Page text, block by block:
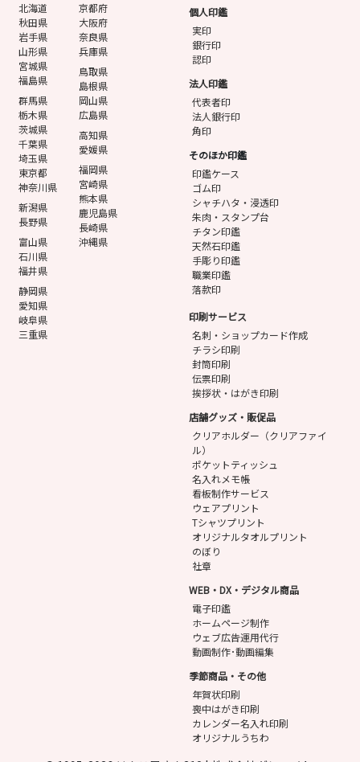
北海道
秋田県
岩手県
山形県
宮城県
福島県
群馬県
栃木県
茨城県
千葉県
埼玉県
東京都
神奈川県
新潟県
長野県
富山県
石川県
福井県
静岡県
愛知県
岐阜県
三重県
京都府
大阪府
奈良県
兵庫県
鳥取県
島根県
岡山県
広島県
高知県
愛媛県
福岡県
宮崎県
熊本県
鹿児島県
長崎県
沖縄県
個人印鑑
実印
銀行印
認印
法人印鑑
代表者印
法人銀行印
角印
そのほか印鑑
印鑑ケース
ゴム印
シャチハタ・浸透印
朱肉・スタンプ台
チタン印鑑
天然石印鑑
手彫り印鑑
職業印鑑
落款印
印刷サービス
名刺・ショップカード作成
チラシ印刷
封筒印刷
伝票印刷
挨拶状・はがき印刷
店舗グッズ・販促品
クリアホルダー（クリアファイ
ル）
ポケットティッシュ
名入れメモ帳
看板制作サービス
ウェアプリント
Tシャツプリント
オリジナルタオルプリント
のぼり
社章
WEB・DX・デジタル商品
電子印鑑
ホームページ制作
ウェブ広告運用代行
動画制作･動画編集
季節商品・その他
年賀状印刷
喪中はがき印刷
カレンダー名入れ印刷
オリジナルうちわ